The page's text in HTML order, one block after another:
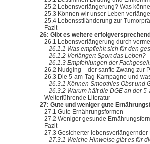
25.2 Lebensverlängerung? Was
25.3 Können wir unser Leben
25.4 Lebensstiländerung zur
Fazit
26: Gibt es weitere
26.1 Lebensverlängerung durch
26.1.1 Was empfiehlt sich für den
26.1.2 Verlängert Sport das Leben?
26.1.3 Empfehlungen der
26.2 Nudging – der sanfte Zwang zur
26.3 Die 5-am-Tag-Kampagne und
26.3.1 Können Smoothies Obst und
26.3.2 Warum hält die DGE an der
Weiterführende Literatur
27: Gute und weniger gute
27.1 Gute Ernährungsformen
27.2 Weniger gesunde
Fazit
27.3 Gesicherter
27.3.1 Welche Hinweise gibt es für